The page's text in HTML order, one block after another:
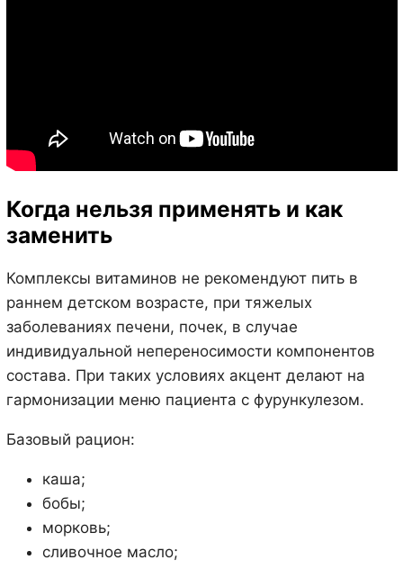
Когда нельзя применять и как
заменить
Комплексы витаминов не рекомендуют пить в
раннем детском возрасте, при тяжелых
заболеваниях печени, почек, в случае
индивидуальной непереносимости компонентов
состава. При таких условиях акцент делают на
гармонизации меню пациента с фурункулезом.
Базовый рацион:
каша;
бобы;
морковь;
сливочное масло;